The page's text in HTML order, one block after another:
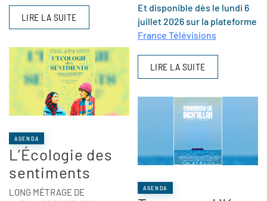
LIRE LA SUITE
AGENDA
L’Écologie des
sentiments
LONG MÉTRAGE DE
Et disponible dès le lundi 6
juillet 2026 sur la plateforme
France Télévisions
LIRE LA SUITE
AGENDA